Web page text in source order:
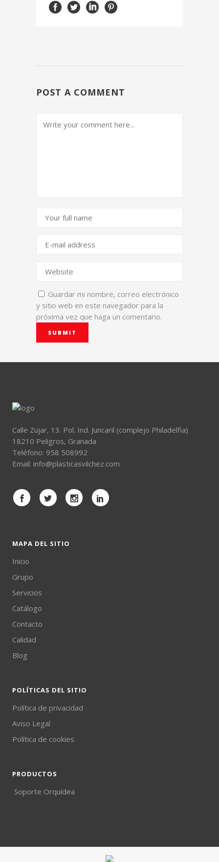
POST A COMMENT
Guardar mi nombre, correo electrónico
y sitio web en este navegador para la
próxima vez que haga un comentario.
Calle Zujar, 13. Pol. Ind. Juncaril (complejo Philadelfia)
18210 Peligros, Granada
Teléfono: 958 508992
Email: info@plasticasvilchez.com
MAPA DEL SITIO
Inicio
Grupo
Servicios
Catálogo
Contacto
Calidad
Blog
POLÍTICAS DEL SITIO
Política de privacidad
Aviso Legal
Política de cookies
PRODUCTOS
Soporte Orquídea